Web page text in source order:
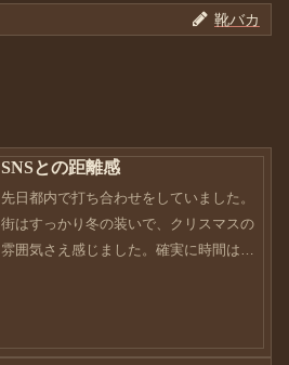
靴バカ
SNSとの距離感
先日都内で打ち合わせをしていました。
街はすっかり冬の装いで、クリスマスの
雰囲気さえ感じました。確実に時間は過
Instagra...